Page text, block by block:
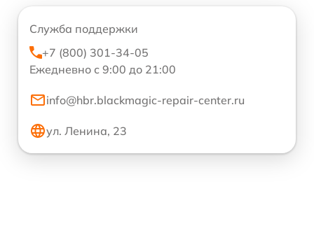
Служба поддержки
+7 (800) 301-34-05
Ежедневно с 9:00 до 21:00
info@hbr.blackmagic-repair-center.ru
ул. Ленина, 23